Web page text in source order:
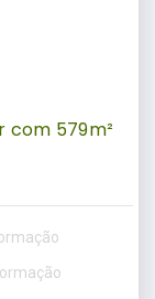
579m²